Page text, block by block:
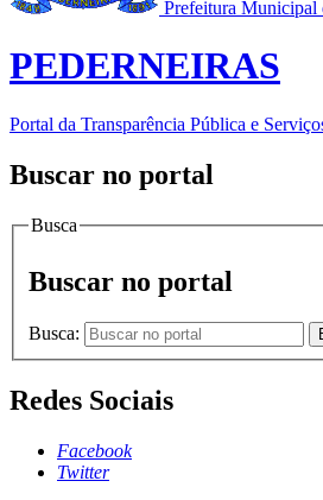
Prefeitura Municipal
PEDERNEIRAS
Portal da Transparência Pública e
Buscar no portal
Busca
Buscar no portal
Busca:
Redes Sociais
Facebook
Twitter